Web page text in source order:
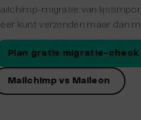
migratie: van
kunt verzenden maar dan
Plan gratis migratie-check
Mailchimp vs Maileon